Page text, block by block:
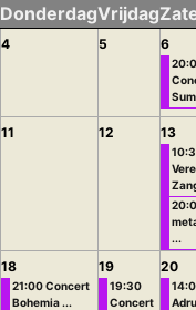
DonderdagVrijdag
4 5 6
11 12 13
...
18
21:00 Concert
Bohemia ...
19
19:30
Concert
20